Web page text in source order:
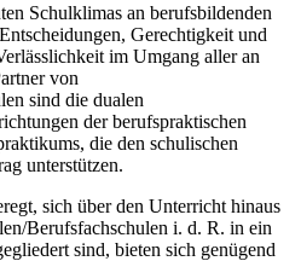
Schulklimas an berufsbildenden
Gerechtigkeit und
im Umgang aller an
von
sind die dualen
der berufspraktischen
die den schulischen
unterstützen.
sich über den Unterricht hinaus
Berufsfachschulen i. d. R. in ein
sind, bieten sich genügend